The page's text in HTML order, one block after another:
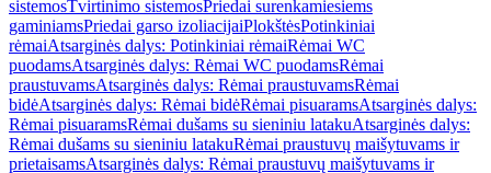
sistemosTvirtinimo sistemosPriedai surenkamiesiems
gaminiamsPriedai garso izoliacijaiPlokštėsPotinkiniai
rėmaiAtsarginės dalys: Potinkiniai rėmaiRėmai WC
puodamsAtsarginės dalys: Rėmai WC puodamsRėmai
praustuvamsAtsarginės dalys: Rėmai praustuvamsRėmai
bidėAtsarginės dalys: Rėmai bidėRėmai pisuaramsAtsarginės dalys:
Rėmai pisuaramsRėmai dušams su sieniniu latakuAtsarginės dalys:
Rėmai dušams su sieniniu latakuRėmai praustuvų maišytuvams ir
prietaisamsAtsarginės dalys: Rėmai praustuvų maišytuvams ir